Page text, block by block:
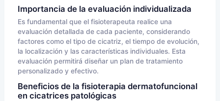
Importancia de la evaluación individualizada
Es fundamental que el fisioterapeuta realice una
evaluación detallada de cada paciente, considerando
factores como el tipo de cicatriz, el tiempo de evolución,
la localización y las características individuales. Esta
evaluación permitirá diseñar un plan de tratamiento
personalizado y efectivo.
Beneficios de la fisioterapia dermatofuncional
en cicatrices patológicas